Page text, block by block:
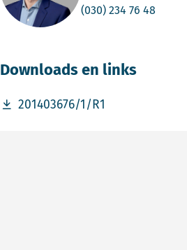
(030) 234 76 48
Downloads en links
201403676/1/R1
Download bestand 201403676/1/R1